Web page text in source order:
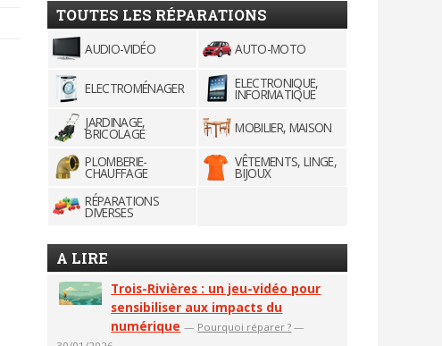
TOUTES LES RÉPARATIONS
AUDIO-VIDÉO AUTO-MOTO
ELECTROMÉNAGER ELECTRONIQUE,
INFORMATIQUE
JARDINAGE,
BRICOLAGE
MOBILIER, MAISON
PLOMBERIE-
CHAUFFAGE
VÊTEMENTS, LINGE,
BIJOUX
RÉPARATIONS
DIVERSES
A LIRE
Trois-Rivières : un jeu-vidéo pour
sensibiliser aux impacts du
numérique — Pourquoi réparer ? —